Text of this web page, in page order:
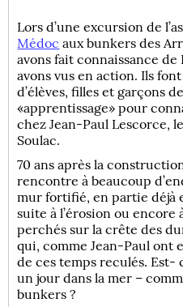
Lors d’une excursion de
Médoc aux bunkers des
avons fait connaissance
avons vus en action. Ils
d’élèves, filles et garçons
«apprentissage» pour
chez Jean-Paul Lescorce,
Soulac.
70 ans après la
rencontre à beaucoup
mur fortifié, en partie déjà
suite à l’érosion ou encore
perchés sur la crête des
qui, comme Jean-Paul ont
de ces temps reculés. Est-
un jour dans la mer –
bunkers ?